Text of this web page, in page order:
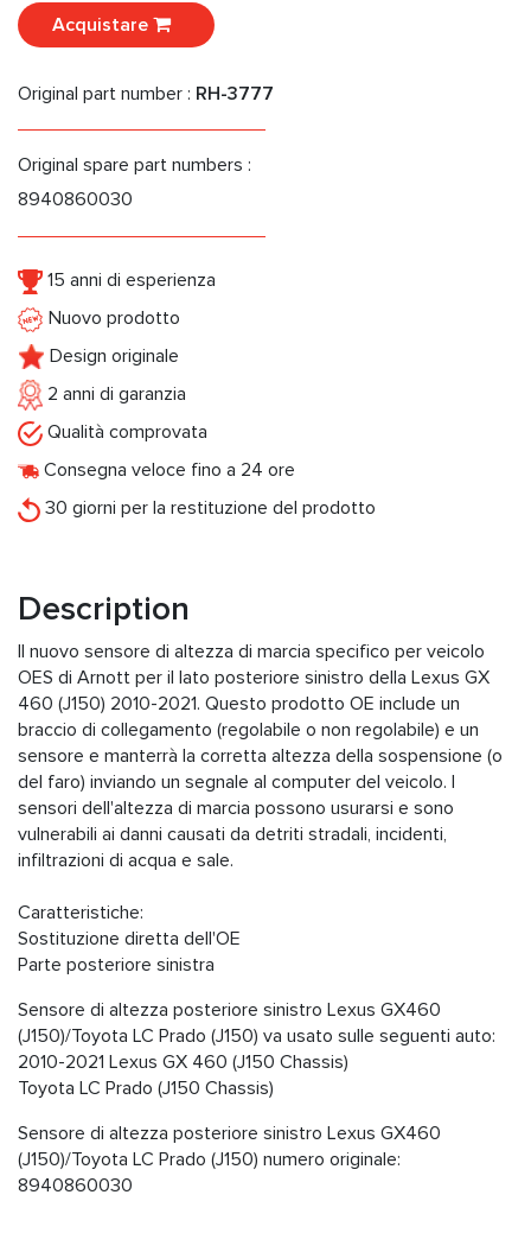
Acquistare
Original part number : RH-3777
Original spare part numbers :
8940860030
15 anni di esperienza
Nuovo prodotto
Design originale
2 anni di garanzia
Qualità comprovata
Consegna veloce fino a 24 ore
30 giorni per la restituzione del prodotto
Description
Il nuovo sensore di altezza di marcia specifico per veicolo
OES di Arnott per il lato posteriore sinistro della Lexus GX
460 (J150) 2010-2021. Questo prodotto OE include un
braccio di collegamento (regolabile o non regolabile) e un
sensore e manterrà la corretta altezza della sospensione (o
del faro) inviando un segnale al computer del veicolo. I
sensori dell'altezza di marcia possono usurarsi e sono
vulnerabili ai danni causati da detriti stradali, incidenti,
infiltrazioni di acqua e sale.
Caratteristiche:
Sostituzione diretta dell'OE
Parte posteriore sinistra
Sensore di altezza posteriore sinistro Lexus GX460
(J150)/Toyota LC Prado (J150) va usato sulle seguenti auto:
2010-2021 Lexus GX 460 (J150 Chassis)
Toyota LC Prado (J150 Chassis)
Sensore di altezza posteriore sinistro Lexus GX460
(J150)/Toyota LC Prado (J150) numero originale:
8940860030